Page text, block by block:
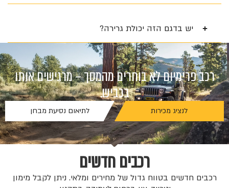
יש בדגם הזה יכולת גרירה?
רכב פרימיום לא בוחרים מהמסך – מרגישים אותו
בכביש.
לנציג מכירות לתיאום נסיעת מבחן
רכבים חדשים
רכבים חדשים בטווח גדול של מחירים ומלאי. ניתן לקבל מימון